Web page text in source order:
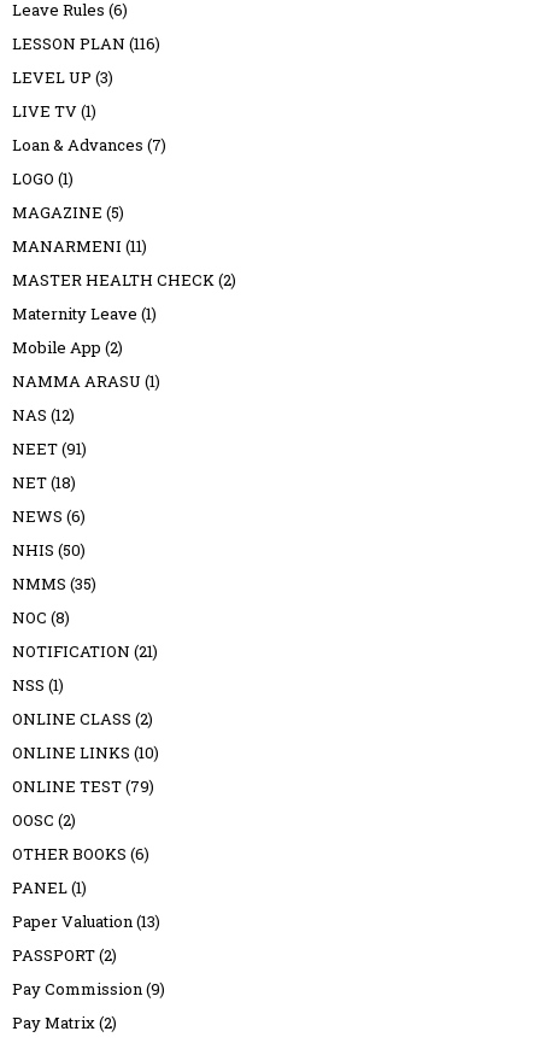
Leave Rules (6)
LESSON PLAN (116)
LEVEL UP (3)
LIVE TV(1)
Loan & Advances (7)
LOGO (1)
MAGAZINE (5)
MANARMENI (11)
MASTER HEALTH CHECK(2)
Maternity Leave (1)
Mobile App (2)
NAMMA ARASU (1)
NAS (12)
NEET(91)
NET(18)
NEWS (6)
NHIS (50)
NMMS (35)
NOC (8)
NOTIFICATION (21)
NSS (1)
ONLINE CLASS (2)
ONLINE LINKS (10)
ONLINE TEST(79)
OOSC (2)
OTHER BOOKS (6)
PANEL(1)
Paper Valuation(13)
PASSPORT(2)
Pay Commission(9)
Pay Matrix(2)